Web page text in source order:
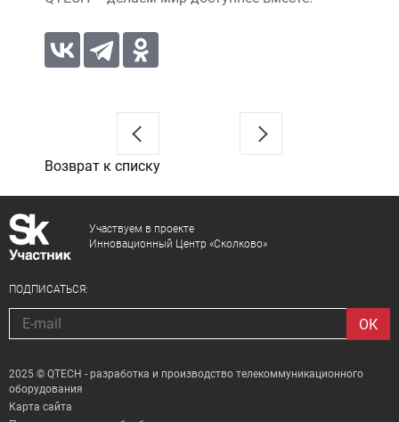
Возврат к списку
Участвуем в проекте
Инновационный Центр «Сколково»
ПОДПИСАТЬСЯ:
2025 © QTECH - разработка и производство телекоммуникационного
оборудования
Карта сайта